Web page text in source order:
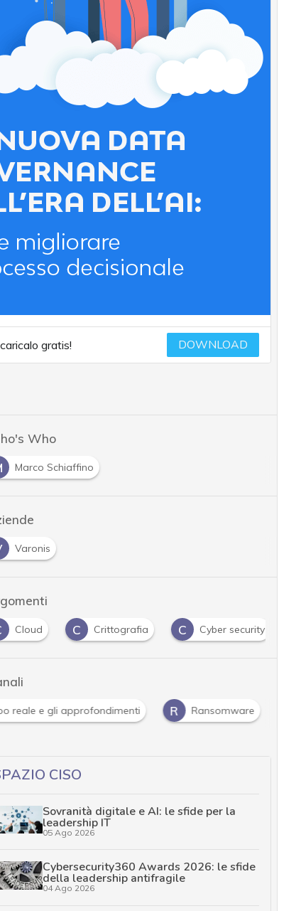
gratis! DOWNLOAD
Who
Marco Schiaffino
Varonis
Cloud C Crittografia C Cyber security
reale e gli approfondimenti R Ransomware
CISO
Sovranità digitale e AI: le sfide per la
leadership IT
05 Ago 2026
Cybersecurity360 Awards 2026: le sfide
della leadership antifragile
04 Ago 2026